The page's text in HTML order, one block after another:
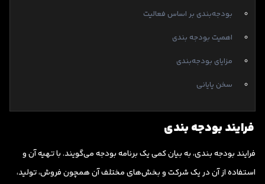
بودجه‌بندی بر اساس فعالیت
اهمیت بودجه بندی
مزایای بودجه‌بندی
سخن پایانی
فرایند بودجه بندی
فرایند بودجه بندی، به بیان کمی یک برنامه بودجه می‌گویند. با تهیه آن و
استفاده از آن در یک شرکت و بخش‌های مختلف آن همچون فروش، تولید،